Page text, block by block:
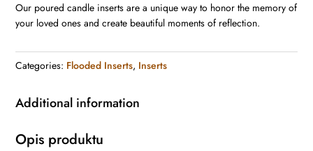
Our poured candle inserts are a unique way to honor the memory of
your loved ones and create beautiful moments of reflection.
Categories: Flooded Inserts, Inserts
Additional information
Opis produktu